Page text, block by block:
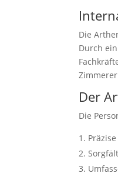
Die
Durch
Der
Die